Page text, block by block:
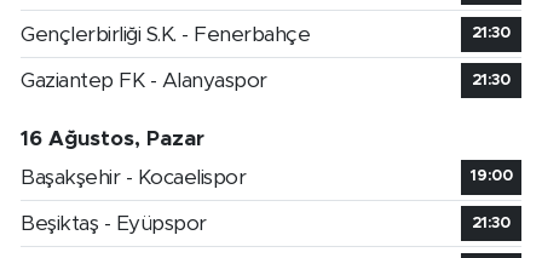
Gençlerbirliği S.K. - Fenerbahçe 21:30
Gaziantep FK - Alanyaspor 21:30
16 Ağustos, Pazar
Başakşehir - Kocaelispor
19:00
Beşiktaş - Eyüpspor 21:30